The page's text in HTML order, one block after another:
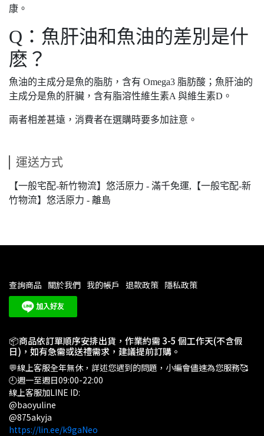
康。
Q：魚肝油和魚油的差別是什
麽？
魚油的主成分是魚的脂肪，含有 Omega3 脂肪酸；魚肝油的
主成分是魚的肝臟，含有脂溶性維生素A 與維生素D。
兩者相差甚遠，消費者在選購時要多加註意。
運送方式
【一般宅配-新竹物流】悠活原力 - 滿千免運,【一般宅配-新
竹物流】悠活原力 - 離島
查詢商品 關於我們 我的帳戶 退款政策 隱私政策
📦商品依訂單順序安排出貨，作業約需 3-5 個工作天(不含假
日)，如有急需或送禮需求，建議提前訂購。
💬線上客服全年無休，詳述您遇到的問題，小編會儘速為您服務🥰
🕘週一至週日09:00-22:00
線上客服加LINE ID:
@baoyuline
@875akyja
https://lin.ee/k9gaNeo